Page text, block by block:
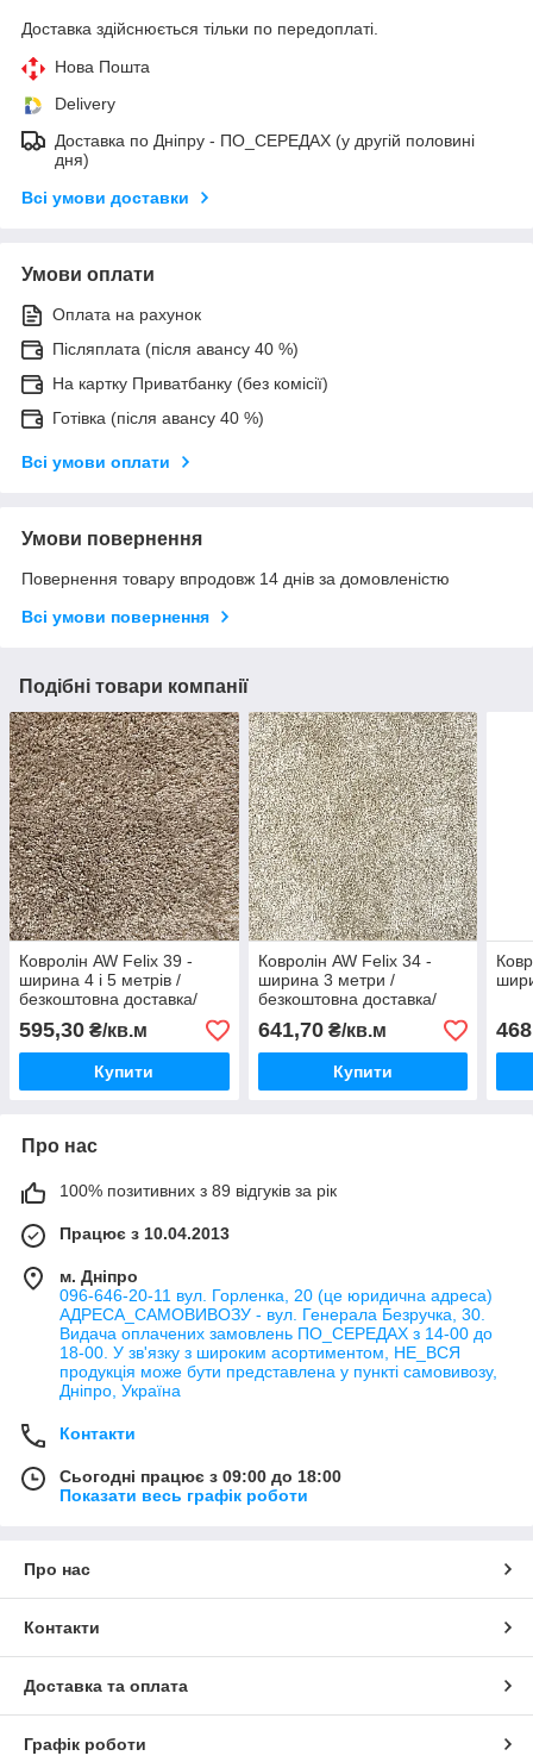
Доставка здійснюється тільки по передоплаті.
Нова Пошта
Delivery
Дocтaвкa по Дніпру - ПО_СЕРЕДАХ (у другій половині
дня)
Всі умови доставки
Умови оплати
Оплата на рахунок
Післяплата (після авансу 40 %)
На картку Приватбанку (без комісії)
Готівка (після авансу 40 %)
Всі умови оплати
Умови повернення
Повернення товару впродовж 14 днів за домовленістю
Всі умови повернення
Подібні товари компанії
Ковролін AW Felix 39 -
ширина 4 і 5 метрів /
безкоштовна доставка/
595,30 ₴/кв.м
Купити
Ковролін AW Felix 34 -
ширина 3 метри /
безкоштовна доставка/
641,70₴/кв.м
Купити
Про нас
100% позитивних з 89 відгуків за рік
Працює з 10.04.2013
м. Дніпро
096-646-20-11 вул. Горленка, 20 (це юридична адреса)
АДРЕСА_САМОВИВОЗУ - вул. Генерала Безручка, 30.
Видача оплачених замовлень ПО_СЕРЕДАХ з 14-00 до
18-00. У зв'язку з широким асортиментом, НЕ_ВСЯ
продукція може бути представлена у пункті самовивозу,
Дніпро, Україна
Контакти
Сьогодні працює з 09:00 до 18:00
Показати весь графік роботи
Про нас
Контакти
Доставка та оплата
Графік роботи